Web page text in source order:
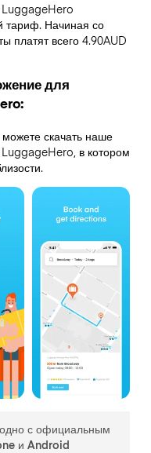
LuggageHero
тариф. Начиная со
платят всего 4.90AUD
для
скачать наше
в котором
с официальным
и Android